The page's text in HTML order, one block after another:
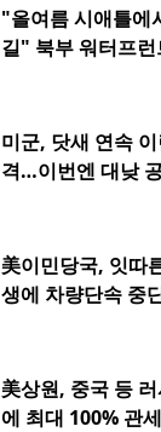
"올여름 시애틀에
길" 북부 워터프
미군, 닷새 연속
격…이번엔 대낮
美이민당국, 잇따
생에 차량단속 중
美상원, 중국 등
에 최대 100% 관